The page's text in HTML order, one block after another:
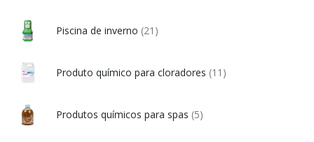
Piscina de inverno (21)
Produto químico para cloradores (11)
Produtos químicos para spas (5)